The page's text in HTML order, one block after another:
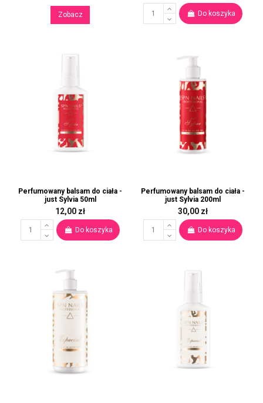
Zobacz Do koszyka
Perfumowany balsam do ciała -
just Sylvia 50ml
12,00 zł
Do koszyka
Perfumowany balsam do ciała -
just Sylvia 200ml
30,00 zł
Do koszyka